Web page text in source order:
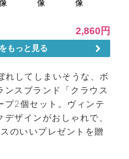
れしてしまいそうな、ボ
ンスブランド「クラウス
プ2個セット。ヴィンテ
ザインがおしゃれで、
のいいプレゼントを贈